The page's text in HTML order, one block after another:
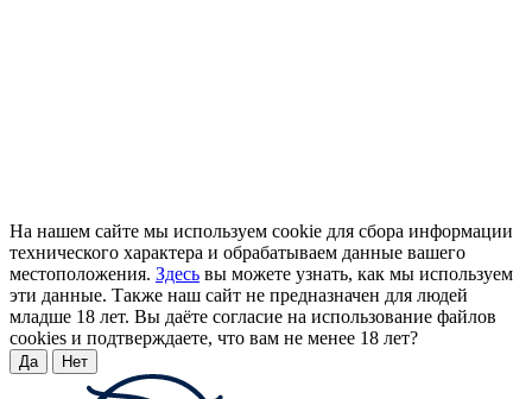
На нашем сайте мы используем cookie для сбора информации
технического характера и обрабатываем данные вашего
местоположения. Здесь вы можете узнать, как мы используем
эти данные. Также наш сайт не предназначен для людей
младше 18 лет. Вы даёте согласие на использование файлов
cookies и подтверждаете, что вам не менее 18 лет?
Да Нет